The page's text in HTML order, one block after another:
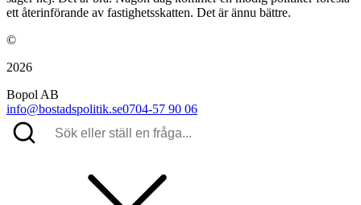
ett återinförande av fastighetsskatten. Det är ännu bättre.
©
2026
Bopol AB
info@bostadspolitik.se0704-57 90 06